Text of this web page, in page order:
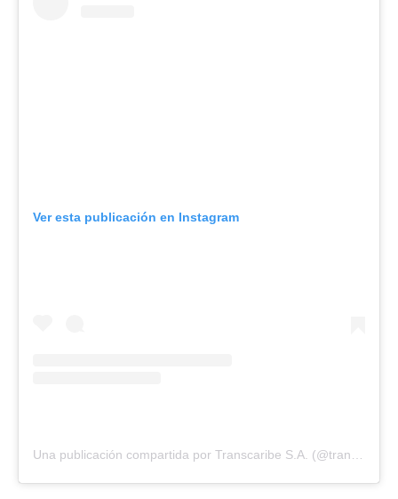
Ver esta publicación en Instagram